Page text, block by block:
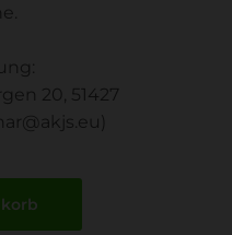
20, 51427